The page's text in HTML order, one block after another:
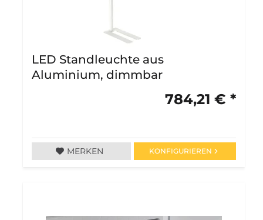
LED Standleuchte aus
Aluminium, dimmbar
784,21 € *
MERKEN KONFIGURIEREN